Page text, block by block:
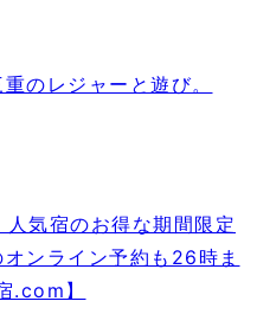
のレジャーと遊び。
気宿のお得な期間限定
ンライン予約も26時ま
.com】